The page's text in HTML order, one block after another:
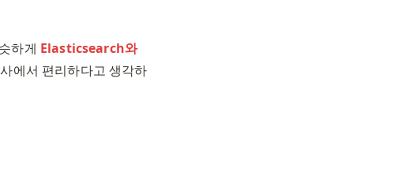
하게 Elasticsearch와
에서 편리하다고 생각하